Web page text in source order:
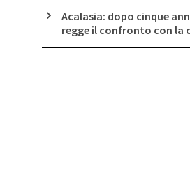
Acalasia: dopo cinque
regge il confronto con la